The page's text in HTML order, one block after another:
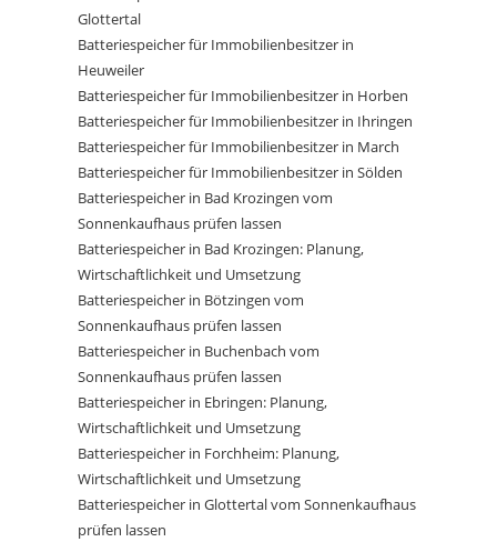
Glottertal
Batteriespeicher für Immobilienbesitzer in
Heuweiler
Batteriespeicher für Immobilienbesitzer in Horben
Batteriespeicher für Immobilienbesitzer in Ihringen
Batteriespeicher für Immobilienbesitzer in March
Batteriespeicher für Immobilienbesitzer in Sölden
Batteriespeicher in Bad Krozingen vom
Sonnenkaufhaus prüfen lassen
Batteriespeicher in Bad Krozingen: Planung,
Wirtschaftlichkeit und Umsetzung
Batteriespeicher in Bötzingen vom
Sonnenkaufhaus prüfen lassen
Batteriespeicher in Buchenbach vom
Sonnenkaufhaus prüfen lassen
Batteriespeicher in Ebringen: Planung,
Wirtschaftlichkeit und Umsetzung
Batteriespeicher in Forchheim: Planung,
Wirtschaftlichkeit und Umsetzung
Batteriespeicher in Glottertal vom Sonnenkaufhaus
prüfen lassen